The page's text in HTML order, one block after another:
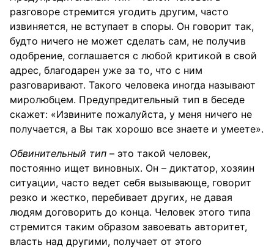
разговоре стремится угодить другим, часто
извиняется, не вступает в споры. Он говорит так,
будто ничего не может сделать сам, не получив
одобрение, соглашается с любой критикой в свой
адрес, благодарен уже за то, что с ним
разговаривают. Такого человека иногда называют
миролюбцем. Предупредительный тип в беседе
скажет: «Извините пожалуйста, у меня ничего не
получается, а Вы так хорошо все знаете и умеете».
Обвинительный тип – это такой человек,
постоянно ищет виновных. Он – диктатор, хозяин
ситуации, часто ведет себя вызывающе, говорит
резко и жестко, перебивает других, не давая
людям договорить до конца. Человек этого типа
стремится таким образом завоевать авторитет,
власть над другими, получает от этого